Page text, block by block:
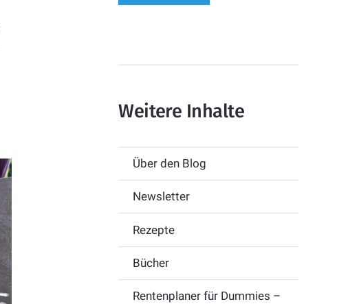
Weitere Inhalte
Über den Blog
Newsletter
Rezepte
Bücher
Rentenplaner für Dummies –